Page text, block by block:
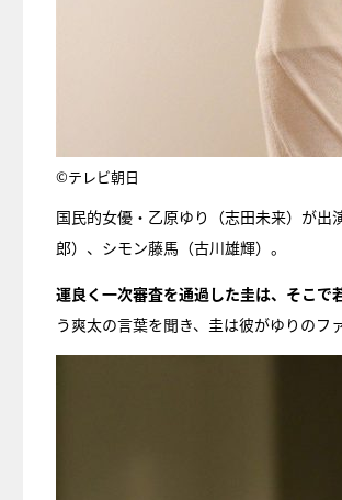
©テレビ朝日
国民的女優・乙原ゆり（志田未来）が
郎）、シモン藤馬（古川雄輝）。
運良く一次審査を通過した圭は、そこで
う爽太の言葉を聞き、圭は彼がゆりのフ